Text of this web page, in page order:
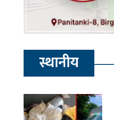
स्थानीय